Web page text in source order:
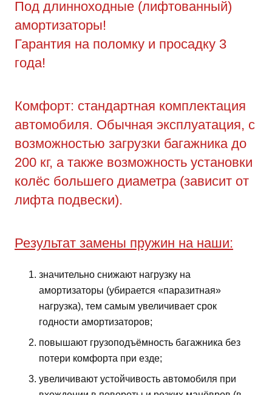
Под длинноходные (лифтованный)
амортизаторы!
Гарантия на поломку и просадку 3
года!
Комфорт: стандартная комплектация
автомобиля. Обычная эксплуатация, с
возможностью загрузки багажника до
200 кг, а также возможность установки
колёс большего диаметра (зависит от
лифта подвески).
Результат замены пружин на наши:
значительно снижают нагрузку на
амортизаторы (убирается «паразитная»
нагрузка), тем самым увеличивает срок
годности амортизаторов;
повышают грузоподъёмность багажника без
потери комфорта при езде;
увеличивают устойчивость автомобиля при